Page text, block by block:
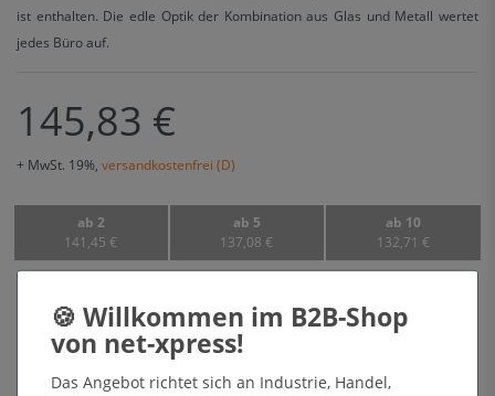
ist enthalten. Die edle Optik der Kombination aus Glas und Metall wertet
jedes Büro auf.
145,83 €
+ MwSt. 19%, versandkostenfrei (D)
ab 2
141,45 €
ab 5
137,08 €
ab 10
132,71 €
Artikel lagernd und direkt versandbereit
Das Angebot richtet sich an Industrie, Handel,